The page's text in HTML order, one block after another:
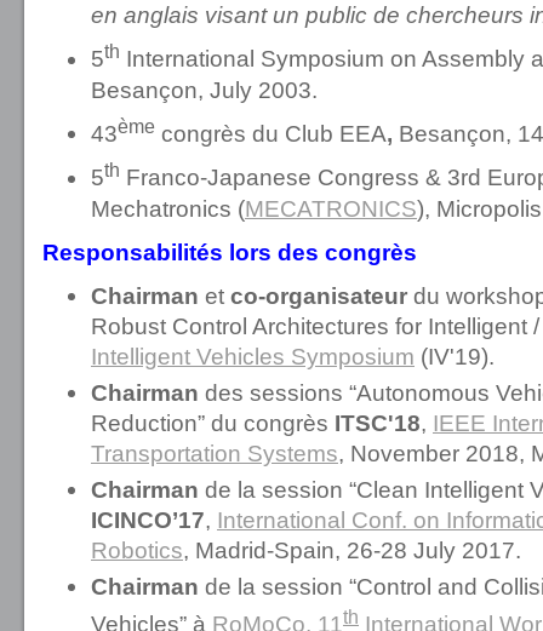
en anglais visant un public de chercheurs
5th International Symposium on Assembly
Besançon, July 2003.
43ème congrès du Club EEA, Besançon,
5th Franco-Japanese Congress & 3rd
Mechatronics (MECATRONICS),
Responsabilités lors des congrès
Chairman et co-organisateur du
Robust Control Architectures for Intelligent
Intelligent Vehicles Symposium (IV'19).
Chairman des sessions “Autonomous
Reduction” du congrès ITSC'18, IEEE
Transportation Systems, November 2018,
Chairman de la session “Clean Intelligent
ICINCO’17, International Conf. on
Robotics, Madrid-Spain, 26-28 July 2017.
Chairman de la session “Control and
Vehicles” à RoMoCo, 11th International